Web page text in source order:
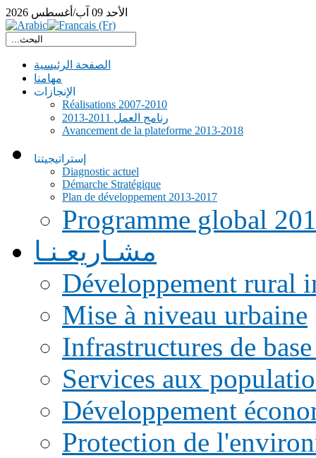
الأحد 09 آب/أغسطس 2026
الصفحة الرئيسية
مهامنا
الإنجازات
Réalisations 2007-2010
رنامج العمل 2011-2013
Avancement de la plateforme 2013-2018
إستراتيجيتنا
Diagnostic actuel
Démarche Stratégique
Plan de développement 2013-2017
Programme global
مشـاريعـنـا
Développement rural
Mise à niveau urbaine
Infrastructures de
Services aux
Développement
Protection de